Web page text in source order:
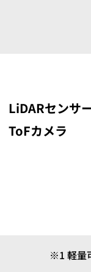
LiDARセンサ
ToFカメラ
※1 軽量